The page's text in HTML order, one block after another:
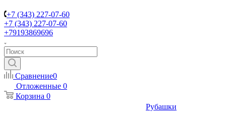
+7 (343) 227-07-60
+7 (343) 227-07-60
+79193869696
Сравнение0
Отложенные 0
Корзина 0
Рубашки